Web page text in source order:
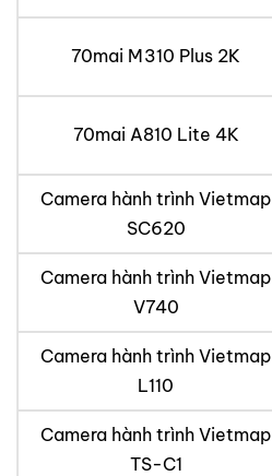
70mai M310 Plus 2K
70mai A810 Lite 4K
Camera hành trình Vietmap
SC620
Camera hành trình Vietmap
V740
Camera hành trình Vietmap
L110
Camera hành trình Vietmap
TS-C1